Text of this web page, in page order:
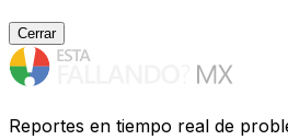
Cerrar
Reportes en tiempo real de